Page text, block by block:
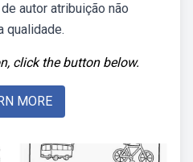
autor atribuição não
qualidade.
click the button below.
MORE